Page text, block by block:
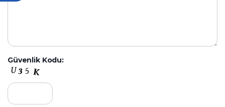
Güvenlik Kodu: